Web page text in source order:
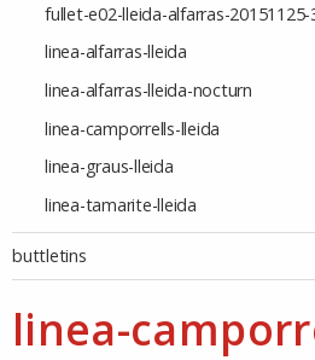
fullet-e02-lleida-alfarras-
linea-alfarras-lleida
linea-alfarras-lleida-nocturn
linea-camporrells-lleida
linea-graus-lleida
linea-tamarite-lleida
buttletins
linea-